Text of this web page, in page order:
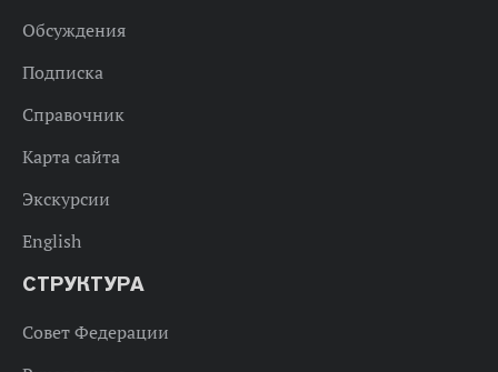
Обсуждения
Подписка
Справочник
Карта сайта
Экскурсии
English
СТРУКТУРА
Совет Федерации